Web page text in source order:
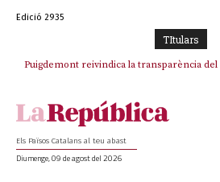
Edició 2935
TItulars
Puigdemont reivindica la transparència
Els Països Catalans al teu abast
Diumenge, 09 de agost del 2026